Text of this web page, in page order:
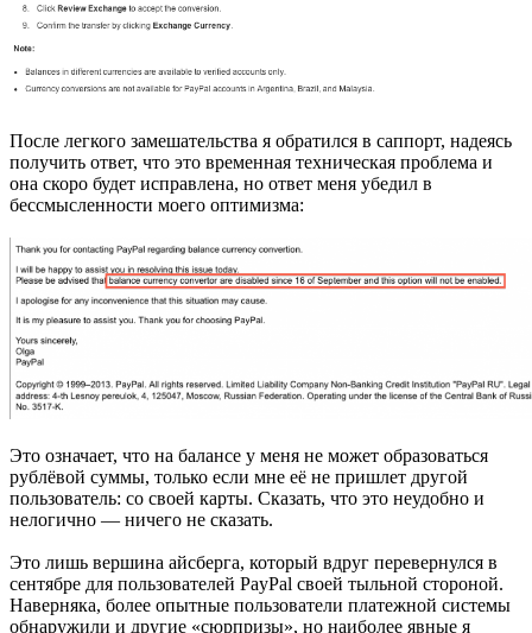
После легкого замешательства я обратился в саппорт, надеясь
получить ответ, что это временная техническая проблема и
она скоро будет исправлена, но ответ меня убедил в
бессмысленности моего оптимизма:
Это означает, что на балансе у меня не может образоваться
рублёвой суммы, только если мне её не пришлет другой
пользователь: со своей карты. Сказать, что это неудобно и
нелогично — ничего не сказать.
Это лишь вершина айсберга, который вдруг перевернулся в
сентябре для пользователей PayPal своей тыльной стороной.
Наверняка, более опытные пользователи платежной системы
обнаружили и другие «сюрпризы», но наиболее явные я